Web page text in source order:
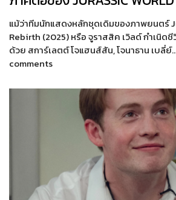
แม้ว่าทีมนักแสดงหลักชุดเดิมของภาพยนตร์
Rebirth (2025) หรือ จูราสสิค เวิลด์ กำเนิด
ด้วย สการ์เลตต์ โจแฮนส์สัน, โจนาธาน เบลี่ย์
comments